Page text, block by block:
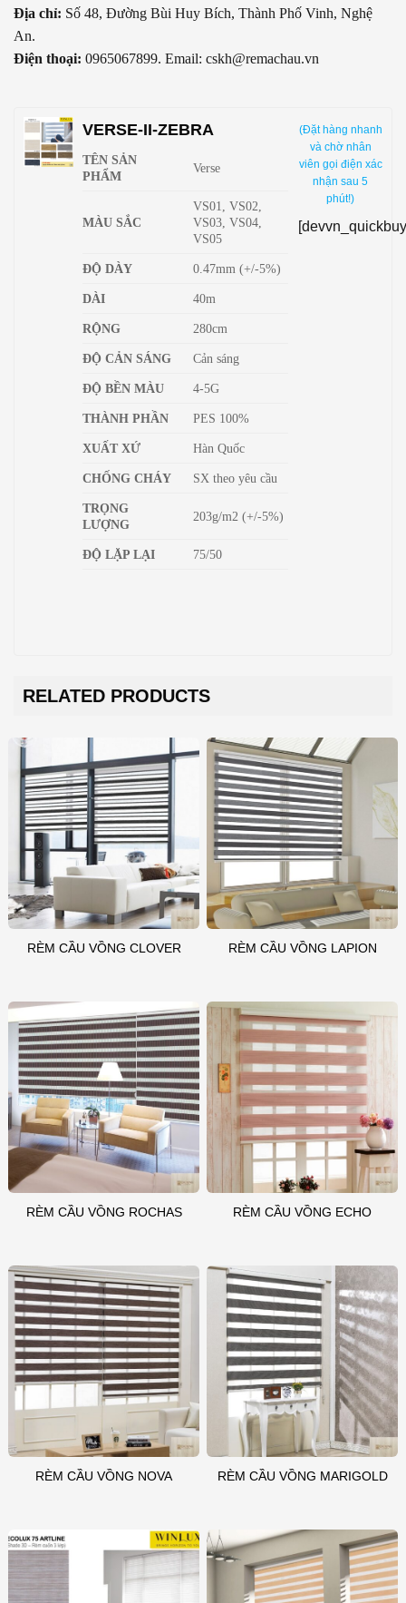
Địa chỉ: Số 48, Đường Bùi Huy Bích, Thành Phố Vinh, Nghệ
An.
Điện thoại: 0965067899. Email: cskh@remachau.vn
VERSE-II-ZEBRA
TÊN SẢN
PHẨM
Verse
MÀU SẮC
VS01, VS02,
VS03, VS04,
VS05
ĐỘ DÀY 0.47mm (+/-5%)
DÀI 40m
RỘNG 280cm
ĐỘ CẢN SÁNG Cản sáng
ĐỘ BỀN MÀU 4-5G
THÀNH PHẦN PES 100%
XUẤT XỨ Hàn Quốc
CHỐNG CHÁY SX theo yêu cầu
TRỌNG
LƯỢNG
203g/m2 (+/-5%)
ĐỘ LẶP LẠI 75/50
(Đặt hàng nhanh
và chờ nhân
viên gọi điện xác
nhận sau 5
phút!)
RELATED PRODUCTS
RÈM CẦU VỒNG CLOVER RÈM CẦU VỒNG LAPION
RÈM CẦU VỒNG ROCHAS RÈM CẦU VỒNG ECHO
RÈM CẦU VỒNG NOVA RÈM CẦU VỒNG MARIGOLD